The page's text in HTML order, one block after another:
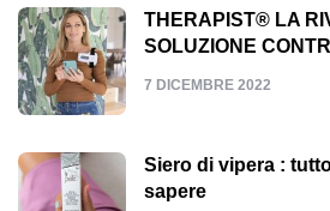
THERAPIST® LA
SOLUZIONE
7 DICEMBRE 2022
Siero di vipera :
sapere